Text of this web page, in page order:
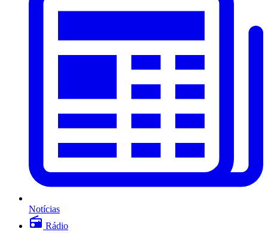
Notícias
Rádio